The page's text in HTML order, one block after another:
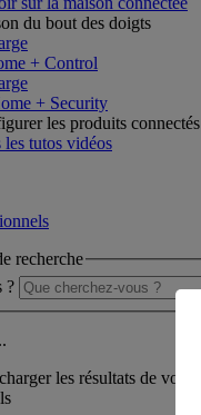
du bout des doigts
+ Control
+ Security
les produits connectés
tutos vidéos
recherche
?
les résultats de votre